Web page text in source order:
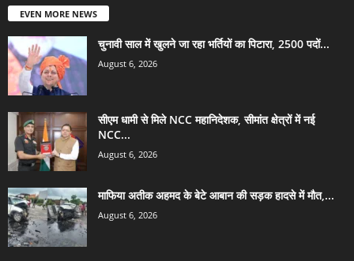
EVEN MORE NEWS
चुनावी साल में खुलने जा रहा भर्तियों का पिटारा, 2500 पदों...
August 6, 2026
सीएम धामी से मिले NCC महानिदेशक, सीमांत क्षेत्रों में नई
NCC...
August 6, 2026
माफिया अतीक अहमद के बेटे आबान की सड़क हादसे में मौत,...
August 6, 2026